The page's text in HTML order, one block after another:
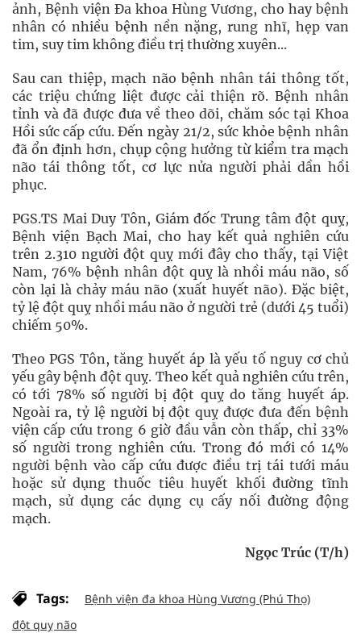
ảnh, Bệnh viện Đa khoa Hùng Vương, cho hay bệnh
nhân có nhiều bệnh nền nặng, rung nhĩ, hẹp van
tim, suy tim không điều trị thường xuyên...
Sau can thiệp, mạch não bệnh nhân tái thông tốt,
các triệu chứng liệt được cải thiện rõ. Bệnh nhân
tỉnh và đã được đưa về theo dõi, chăm sóc tại Khoa
Hồi sức cấp cứu. Đến ngày 21/2, sức khỏe bệnh nhân
đã ổn định hơn, chụp cộng hưởng từ kiểm tra mạch
não tái thông tốt, cơ lực nửa người phải dần hồi
phục.
PGS.TS Mai Duy Tôn, Giám đốc Trung tâm đột quỵ,
Bệnh viện Bạch Mai, cho hay kết quả nghiên cứu
trên 2.310 người đột quỵ mới đây cho thấy, tại Việt
Nam, 76% bệnh nhân đột quỵ là nhồi máu não, số
còn lại là chảy máu não (xuất huyết não). Đặc biệt,
tỷ lệ đột quỵ nhồi máu não ở người trẻ (dưới 45 tuổi)
chiếm 50%.
Theo PGS Tôn, tăng huyết áp là yếu tố nguy cơ chủ
yếu gây bệnh đột quỵ. Theo kết quả nghiên cứu trên,
có tới 78% số người bị đột quỵ do tăng huyết áp.
Ngoài ra, tỷ lệ người bị đột quỵ được đưa đến bệnh
viện cấp cứu trong 6 giờ đầu vẫn còn thấp, chỉ 33%
số người trong nghiên cứu. Trong đó mới có 14%
người bệnh vào cấp cứu được điều trị tái tưới máu
hoặc sử dụng thuốc tiêu huyết khối đường tĩnh
mạch, sử dụng các dụng cụ cấy nối đường động
mạch.
Ngọc Trúc (T/h)
Tags:
Bệnh viện đa khoa Hùng Vương (Phú Thọ)
đột quỵ não